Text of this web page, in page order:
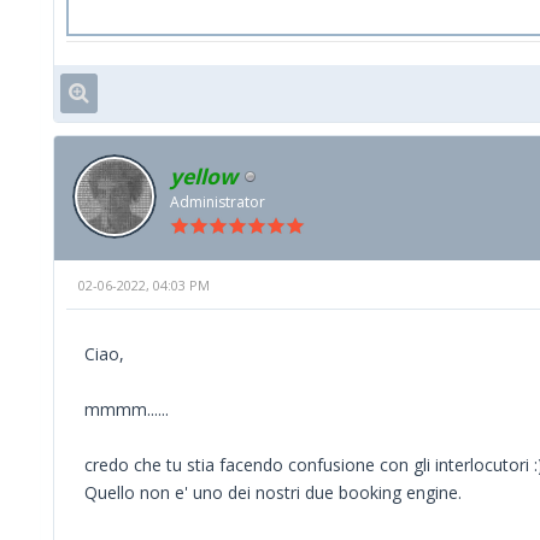
yellow
Administrator
02-06-2022, 04:03 PM
Ciao,
mmmm......
credo che tu stia facendo confusione con gli interlocutori
Quello non e' uno dei nostri due booking engine.